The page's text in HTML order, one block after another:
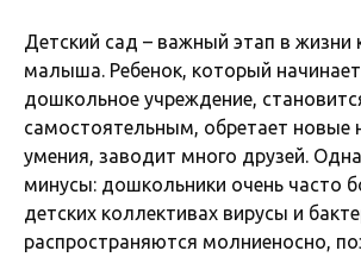
Детский сад – важный этап в жизни
малыша. Ребенок, который
дошкольное учреждение,
самостоятельным, обретает новые
умения, заводит много друзей.
минусы: дошкольники очень часто
детских коллективах вирусы и
распространяются молниеносно,